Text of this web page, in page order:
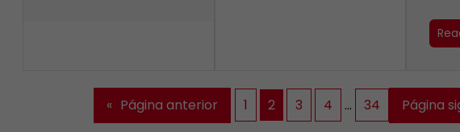
« Página anterior 1 2 3 4 … 34 Página